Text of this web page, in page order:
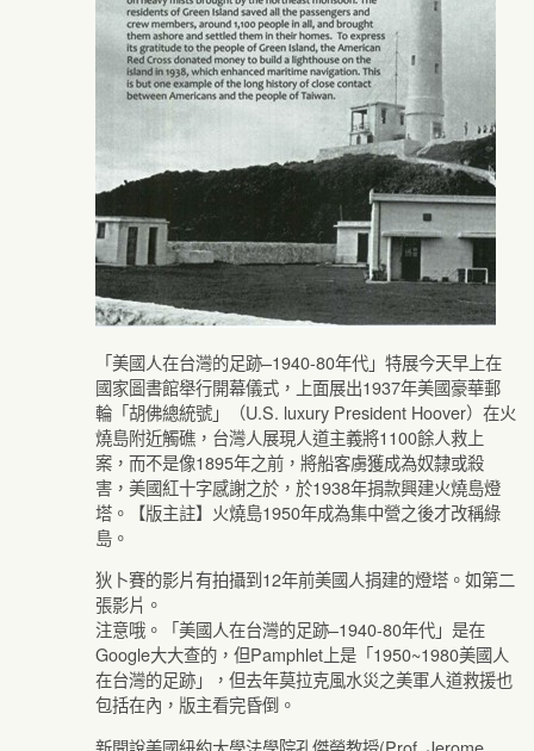
「美國人在台灣的足跡–1940-80年代」特展今天早上在
國家圖書館舉行開幕儀式，上面展出1937年美國豪華郵
輪「胡佛總統號」（U.S. luxury President Hoover）在火
燒島附近觸礁，台灣人展現人道主義將1100餘人救上
案，而不是像1895年之前，將船客虜獲成為奴隸或殺
害，美國紅十字感謝之於，於1938年捐款興建火燒島燈
塔。【版主註】火燒島1950年成為集中營之後才改稱綠
島。
狄卜賽的影片有拍攝到12年前美國人捐建的燈塔。如第二
張影片。
注意哦。「美國人在台灣的足跡–1940-80年代」是在
Google大大查的，但Pamphlet上是「1950~1980美國人
在台灣的足跡」，但去年莫拉克風水災之美軍人道救援也
包括在內，版主看完昏倒。